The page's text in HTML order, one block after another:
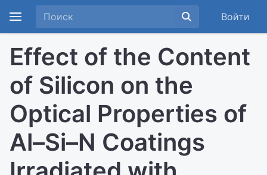
Войти
Effect of the Content
of Silicon on the
Optical Properties of
Al–Si–N Coatings